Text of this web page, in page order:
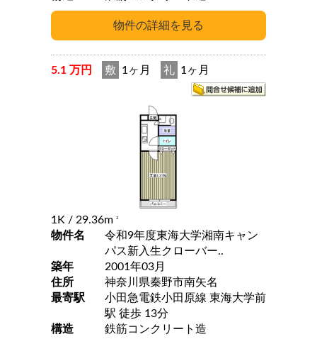
5.1 万円 敷 1ヶ月 礼 1ヶ月
1K / 29.36m 2
物件名
令和9年度東海大学湘南キャン
パス新入生クローバー..
築年
2001年03月
住所
神奈川県秦野市南矢名
最寄駅
小田急電鉄小田原線 東海大学前
駅 徒歩 13分
構造
鉄筋コンクリート造